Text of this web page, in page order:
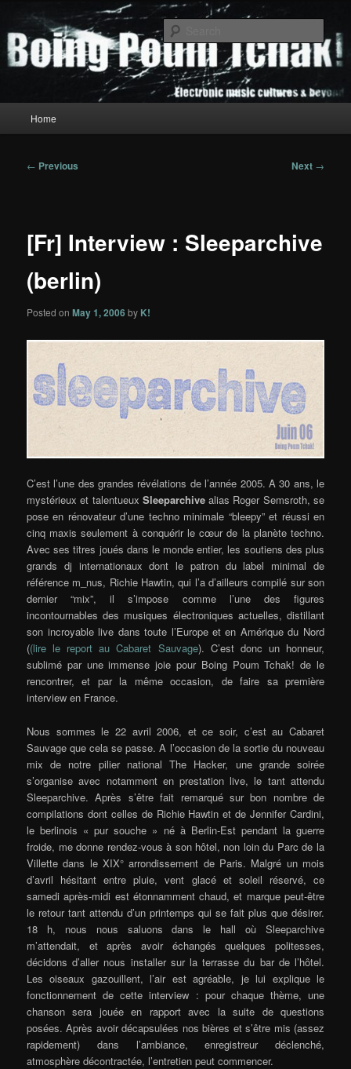
primary
contentBoing Poum Tchak!
Home
Post
← Previous Next →
[Fr] Interview : Sleeparchive
(berlin)
Posted onMay 1, 2006 by K!
C’est l’une des grandes révélations de l’année 2005. A 30 ans, le
mystérieux et talentueux Sleeparchive alias Roger Semsroth, se
pose en rénovateur d’une techno minimale “bleepy” et réussi en
cinq maxis seulement à conquérir le cœur de la planète techno.
Avec ses titres joués dans le monde entier, les soutiens des plus
grands dj internationaux dont le patron du label minimal de
référence m_nus, Richie Hawtin, qui l’a d’ailleurs compilé sur son
dernier “mix”, il s’impose comme l’une des figures
incontournables des musiques électroniques actuelles, distillant
son incroyable live dans toute l’Europe et en Amérique du Nord
((lire le report au Cabaret Sauvage). C’est donc un honneur,
sublimé par une immense joie pour Boing Poum Tchak! de le
rencontrer, et par la même occasion, de faire sa première
interview en France.
Nous sommes le 22 avril 2006, et ce soir, c’est au Cabaret
Sauvage que cela se passe. A l’occasion de la sortie du nouveau
mix de notre pilier national The Hacker, une grande soirée
s’organise avec notamment en prestation live, le tant attendu
Sleeparchive. Après s’être fait remarqué sur bon nombre de
compilations dont celles de Richie Hawtin et de Jennifer Cardini,
le berlinois « pur souche » né à Berlin-Est pendant la guerre
froide, me donne rendez-vous à son hôtel, non loin du Parc de la
Villette dans le XIX° arrondissement de Paris. Malgré un mois
d’avril hésitant entre pluie, vent glacé et soleil réservé, ce
samedi après-midi est étonnamment chaud, et marque peut-être
le retour tant attendu d’un printemps qui se fait plus que désirer.
18 h, nous nous saluons dans le hall où Sleeparchive
m’attendait, et après avoir échangés quelques politesses,
décidons d’aller nous installer sur la terrasse du bar de l’hôtel.
Les oiseaux gazouillent, l’air est agréable, je lui explique le
fonctionnement de cette interview : pour chaque thème, une
chanson sera jouée en rapport avec la suite de questions
posées. Après avoir décapsulées nos bières et s’être mis (assez
rapidement) dans l’ambiance, enregistreur déclenché,
atmosphère décontractée, l’entretien peut commencer.